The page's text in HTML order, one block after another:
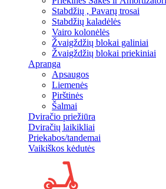
Stabdžių , Pavarų trosai
Stabdžių kaladėlės
Vairo kolonėlės
Žvaigždžių blokai galiniai
Žvaigždžių blokai priekiniai
Apranga
Apsaugos
Liemenės
Pirštinės
Šalmai
Dviračio priežiūra
Dviračių laikikliai
Priekabos/tandemai
Vaikiškos kėdutės